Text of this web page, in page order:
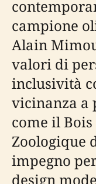
campione
Alain
valori di
inclusività
vicinanza
come il
Zoologique
impegno
design